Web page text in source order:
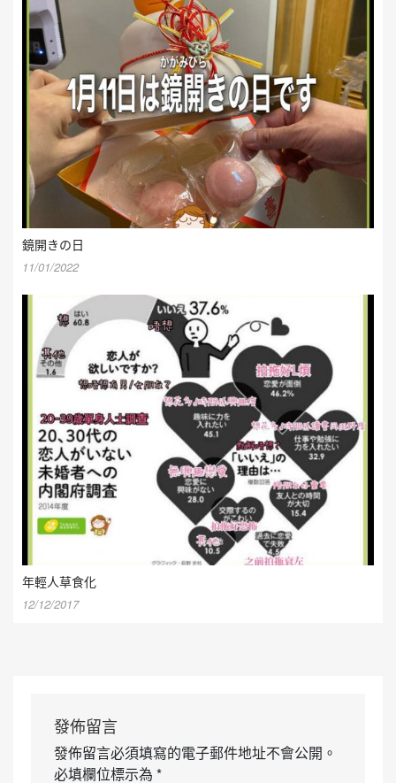
鏡開きの日
11/01/2022
年輕人草食化
12/12/2017
發佈留言
發佈留言必須填寫的電子郵件地址不會公開。
必填欄位標示為 *